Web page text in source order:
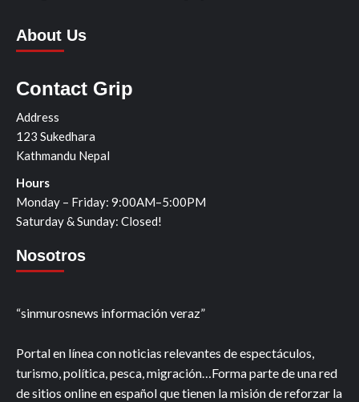
About Us
Contact Grip
Address
123 Sukedhara
Kathmandu Nepal
Hours
Monday – Friday: 9:00AM–5:00PM
Saturday & Sunday: Closed!
Nosotros
“sinmurosnews información veraz”
Portal en línea con noticias relevantes de espectáculos,
turismo, política, pesca, migración…Forma parte de una red
de sitios online en español que tienen la misión de reforzar la